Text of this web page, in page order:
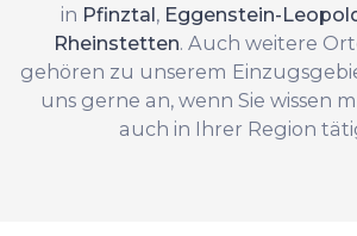
in Pfinztal, Eggenstein-
Rheinstetten. Auch weitere
gehören zu unserem
uns gerne an, wenn Sie wissen
auch in Ihrer Region